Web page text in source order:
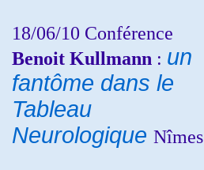
18/06/10 Conférence
Benoit Kullmann : un
fantôme dans le
Tableau
Neurologique Nîmes